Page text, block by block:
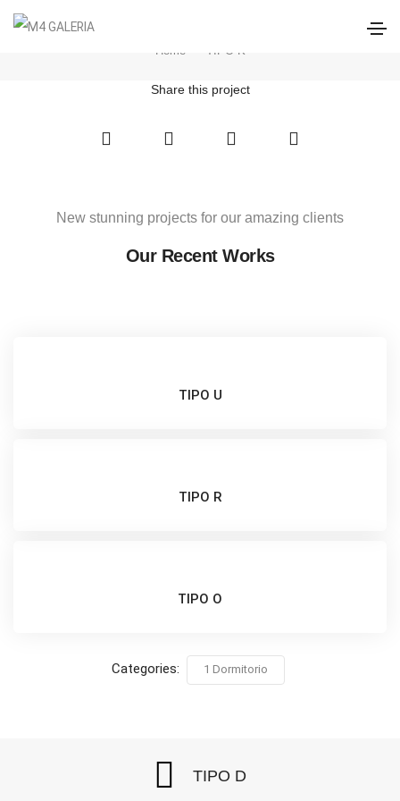
Home TIPO K
Share this project
New stunning projects for our amazing clients
Our Recent Works
TIPO U
TIPO R
TIPO O
Categories: 1 Dormitorio
TIPO D